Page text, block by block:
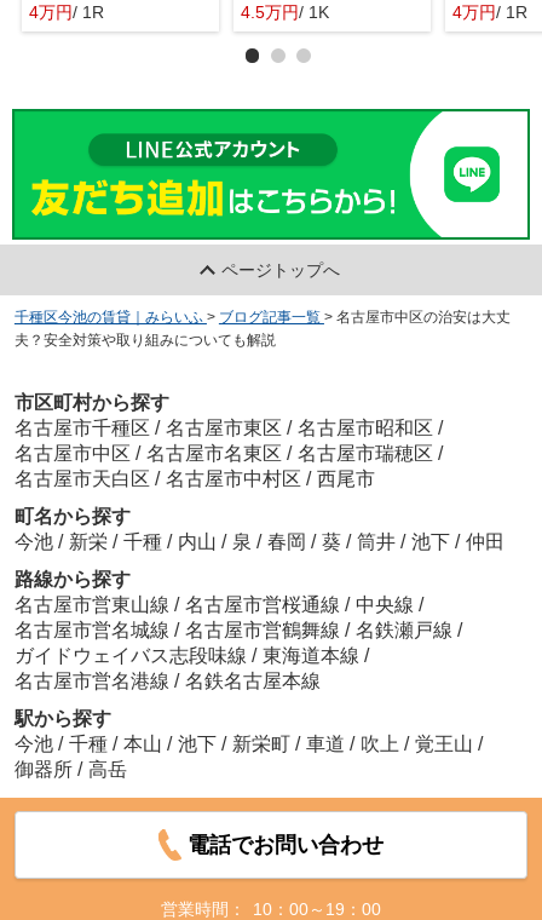
4万円/ 1R
4.5万円/ 1K
4万円/ 1R
ページトップへ
千種区今池の賃貸｜みらいふ > ブログ記事一覧 > 名古屋市中区の治安は大丈
夫？安全対策や取り組みについても解説
市区町村から探す
名古屋市千種区 / 名古屋市東区 / 名古屋市昭和区 /
名古屋市中区 / 名古屋市名東区 / 名古屋市瑞穂区 /
名古屋市天白区 / 名古屋市中村区 / 西尾市
町名から探す
今池 / 新栄 / 千種 / 内山 / 泉 / 春岡 / 葵 / 筒井 / 池下 / 仲田
路線から探す
名古屋市営東山線 / 名古屋市営桜通線 / 中央線 /
名古屋市営名城線 / 名古屋市営鶴舞線 / 名鉄瀬戸線 /
ガイドウェイバス志段味線 / 東海道本線 /
名古屋市営名港線 / 名鉄名古屋本線
駅から探す
今池 / 千種 / 本山 / 池下 / 新栄町 / 車道 / 吹上 / 覚王山 /
御器所 / 高岳
電話でお問い合わせ
営業時間： 10：00～19：00